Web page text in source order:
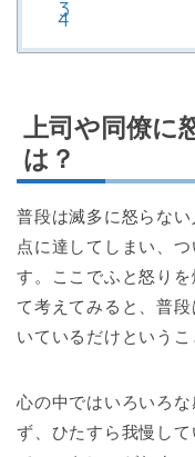
上司や同僚に
は？
普段は滅多に怒らな
点に達してしまい、
す。ここでふと怒り
て考えてみると、普
いているだけというこ
心の中ではいろいろ
ず、ひたすら我慢し